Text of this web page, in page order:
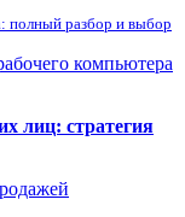
полный разбор и выбор
компьютера
лиц: стратегия